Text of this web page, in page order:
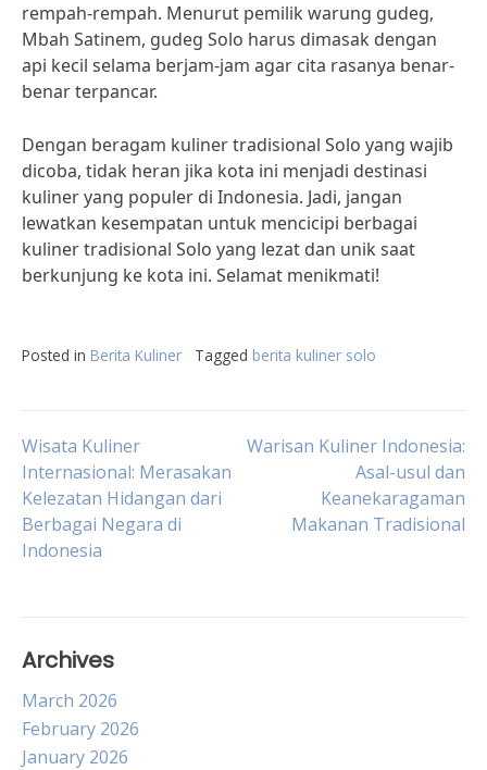
rempah-rempah. Menurut pemilik warung gudeg,
Mbah Satinem, gudeg Solo harus dimasak dengan
api kecil selama berjam-jam agar cita rasanya benar-
benar terpancar.
Dengan beragam kuliner tradisional Solo yang wajib
dicoba, tidak heran jika kota ini menjadi destinasi
kuliner yang populer di Indonesia. Jadi, jangan
lewatkan kesempatan untuk mencicipi berbagai
kuliner tradisional Solo yang lezat dan unik saat
berkunjung ke kota ini. Selamat menikmati!
Posted in Berita Kuliner Tagged berita kuliner solo
Post
navigation
Wisata Kuliner
Internasional: Merasakan
Kelezatan Hidangan dari
Berbagai Negara di
Indonesia
Warisan Kuliner Indonesia:
Asal-usul dan
Keanekaragaman
Makanan Tradisional
Archives
March 2026
February 2026
January 2026